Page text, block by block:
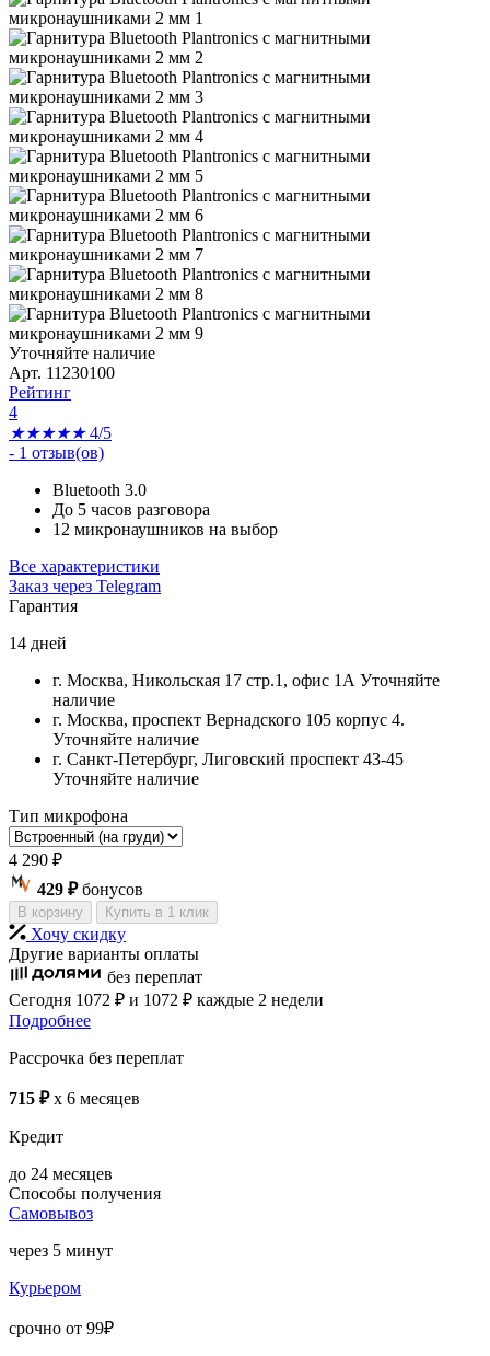
Уточняйте наличие
Арт. 11230100
Рейтинг
4
★★★★★ 4/5
- 1 отзыв(ов)
Bluetooth 3.0
До 5 часов разговора
12 микронаушников на выбор
Все характеристики
Заказ через Telegram
Гарантия
14 дней
г. Москва, Никольская 17 стр.1, офис 1А Уточняйте
наличие
г. Москва, проспект Вернадского 105 корпус 4.
Уточняйте наличие
г. Санкт-Петербург, Лиговский проспект 43-45
Уточняйте наличие
Тип микрофона
4 290 ₽
429 ₽бонусов
В корзину Купить в 1 клик
Хочу скидку
Другие варианты оплаты
без переплат
Сегодня 1072 ₽ и 1072 ₽ каждые 2 недели
Подробнее
Рассрочка без переплат
715 ₽x 6 месяцев
Кредит
до 24 месяцев
Способы получения
Самовывоз
через 5 минут
Курьером
срочно от 99₽